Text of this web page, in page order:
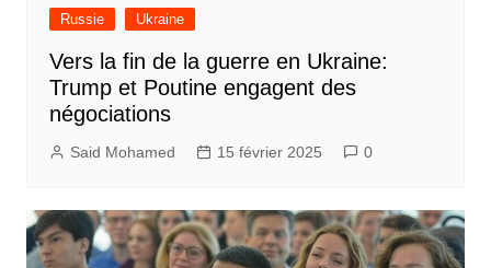
Russie
Ukraine
Vers la fin de la guerre en Ukraine:
Trump et Poutine engagent des
négociations
Said Mohamed 15 février 2025 0